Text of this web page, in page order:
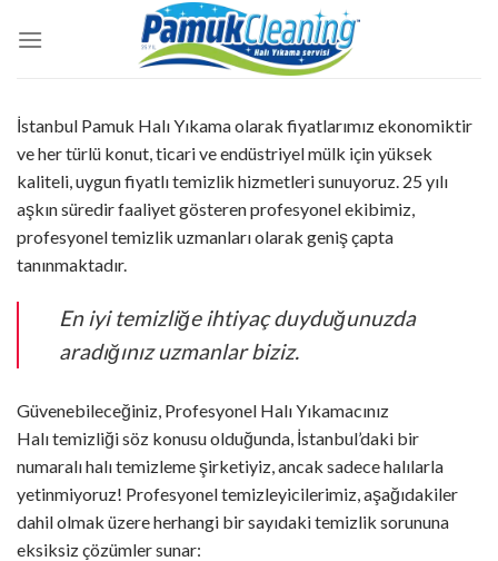
atla
İstanbul Pamuk Halı Yıkama olarak fiyatlarımız ekonomiktir
ve her türlü konut, ticari ve endüstriyel mülk için yüksek
kaliteli, uygun fiyatlı temizlik hizmetleri sunuyoruz. 25 yılı
aşkın süredir faaliyet gösteren profesyonel ekibimiz,
profesyonel temizlik uzmanları olarak geniş çapta
tanınmaktadır.
En iyi temizliğe ihtiyaç duyduğunuzda
aradığınız uzmanlar biziz.
Güvenebileceğiniz, Profesyonel Halı Yıkamacınız
Halı temizliği söz konusu olduğunda, İstanbul’daki bir
numaralı halı temizleme şirketiyiz, ancak sadece halılarla
yetinmiyoruz! Profesyonel temizleyicilerimiz, aşağıdakiler
dahil olmak üzere herhangi bir sayıdaki temizlik sorununa
eksiksiz çözümler sunar: